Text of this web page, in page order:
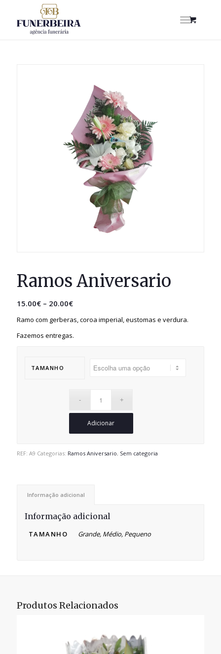
Ramos Aniversario
15.00€– 20.00€
Ramo com gerberas, coroa imperial, eustomas e verdura.
Fazemos entregas.
TAMANHO
Adicionar
REF: A9 Categorias: Ramos Aniversario, Sem categoria
Informação adicional
Informação adicional
TAMANHO Grande, Médio, Pequeno
Produtos Relacionados